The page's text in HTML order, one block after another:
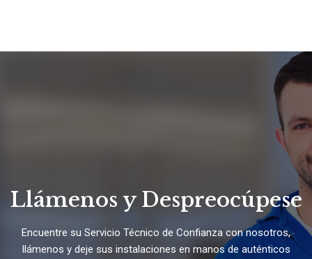
Llámenos y Despreocúpese
Encuentre su Servicio Técnico de Confianza con nosotros,
llámenos y deje sus instalaciones en manos de auténticos